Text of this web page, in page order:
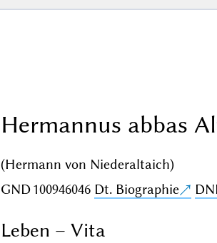
Hermannus abbas
(Hermann von Niederaltaich)
GND100946046 Dt. Biographie
Leben – Vita